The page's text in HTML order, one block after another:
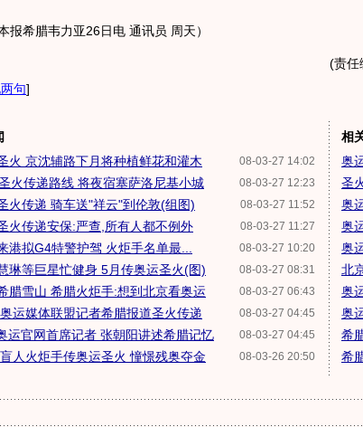
希腊韦力亚26日电 通讯员 周天）
(责任
句]
08-03-27 14:02
火 京沈辅路下月将种植鲜花和灌木
08-03-27 12:23
火传递路线 将夜宿塞萨洛尼基小城
08-03-27 11:52
火传递 骑车送"祥云"到伦敦(组图)
08-03-27 11:27
火传递安保:严查,所有人都不例外
08-03-27 10:20
港拟G4特警护驾 火炬手名单最...
08-03-27 08:31
琳等巨星忙健身 5月传奥运圣火(图)
08-03-27 06:43
腊雪山 希腊火炬手:想到北京看奥运
08-03-27 04:45
运媒体联盟记者希腊报道圣火传递
08-03-27 04:45
运官网首席记者 张朝阳讲述希腊记忆
08-03-26 20:50
人火炬手传奥运圣火 憧憬残奥夺金
相
奥
圣
奥
奥
奥
北
奥
奥
希
希